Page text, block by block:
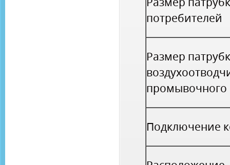
потребителей
Размер
промывочного
Подключение